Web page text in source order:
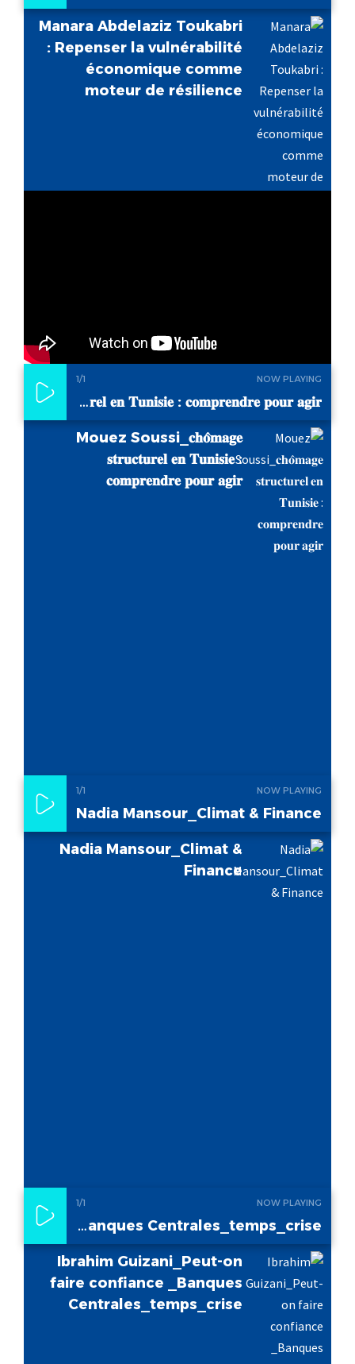
Manara Abdelaziz Toukabri
: Repenser la vulnérabilité
économique comme
moteur de résilience
NOW PLAYING
1/1
Mouez Soussi_𝐜𝐡𝐨̂𝐦𝐚𝐠𝐞 𝐬𝐭𝐫𝐮𝐜𝐭𝐮𝐫𝐞𝐥 𝐞𝐧 𝐓𝐮𝐧𝐢𝐬𝐢𝐞 : 𝐜𝐨𝐦𝐩𝐫𝐞𝐧𝐝𝐫𝐞 𝐩𝐨𝐮𝐫 𝐚𝐠𝐢𝐫
Mouez Soussi_𝐜𝐡𝐨̂𝐦𝐚𝐠𝐞
𝐬𝐭𝐫𝐮𝐜𝐭𝐮𝐫𝐞𝐥 𝐞𝐧 𝐓𝐮𝐧𝐢𝐬𝐢𝐞 :
𝐜𝐨𝐦𝐩𝐫𝐞𝐧𝐝𝐫𝐞 𝐩𝐨𝐮𝐫 𝐚𝐠𝐢𝐫
NOW PLAYING
1/1
Nadia Mansour_Climat & Finance
Nadia Mansour_Climat &
Finance
NOW PLAYING
1/1
Ibrahim Guizani_Peut-on faire confiance _Banques Centrales_temps_crise
Ibrahim Guizani_Peut-on
faire confiance _Banques
Centrales_temps_crise